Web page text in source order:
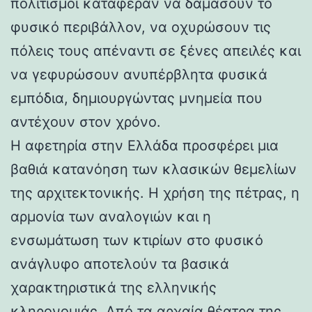
φυσικό περιβάλλον, να οχυρώσουν τις
πόλεις τους απέναντι σε ξένες απειλές και
να γεφυρώσουν ανυπέρβλητα φυσικά
εμπόδια, δημιουργώντας μνημεία που
αντέχουν στον χρόνο.
Η αφετηρία στην Ελλάδα προσφέρει μια
βαθιά κατανόηση των κλασικών θεμελίων
της αρχιτεκτονικής. Η χρήση της πέτρας, η
αρμονία των αναλογιών και η
ενσωμάτωση των κτιρίων στο φυσικό
ανάγλυφο αποτελούν τα βασικά
χαρακτηριστικά της ελληνικής